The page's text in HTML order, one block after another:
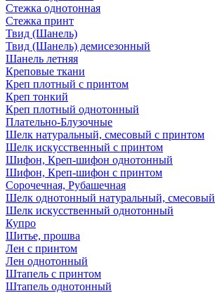
Стежка однотонная
Стежка принт
Твид (Шанель)
Твид (Шанель) демисезонный
Шанель летняя
Креповые ткани
Креп плотный с принтом
Креп тонкий
Креп плотный однотонный
Плательно-Блузочные
Шелк натуральный, смесовый с принтом
Шелк искусственный с принтом
Шифон, Креп-шифон однотонный
Шифон, Креп-шифон с принтом
Сорочечная, Рубашечная
Шелк однотонный натуральный, смесовый
Шелк искусственный однотонный
Купро
Шитье, прошва
Лен с принтом
Лен однотонный
Штапель с принтом
Штапель однотонный